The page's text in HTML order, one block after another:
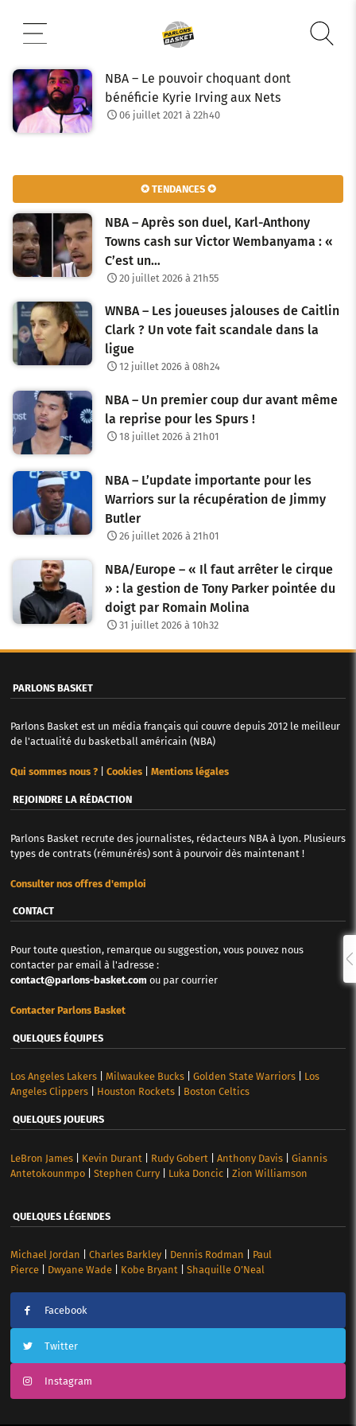
contenu
NBA – Le pouvoir choquant dont
bénéficie Kyrie Irving aux Nets
06 juillet 2021 à 22h40
✪ TENDANCES ✪
NBA – Après son duel, Karl-Anthony
Towns cash sur Victor Wembanyama : «
C’est un…
20 juillet 2026 à 21h55
WNBA – Les joueuses jalouses de Caitlin
Clark ? Un vote fait scandale dans la
ligue
12 juillet 2026 à 08h24
NBA – Un premier coup dur avant même
la reprise pour les Spurs !
18 juillet 2026 à 21h01
NBA – L’update importante pour les
Warriors sur la récupération de Jimmy
Butler
26 juillet 2026 à 21h01
NBA/Europe – « Il faut arrêter le cirque
» : la gestion de Tony Parker pointée du
doigt par Romain Molina
31 juillet 2026 à 10h32
PARLONS BASKET
Parlons Basket est un média français qui couvre depuis 2012 le meilleur
de l'actualité du basketball américain (NBA)
Qui sommes nous ?| Cookies| Mentions légales
REJOINDRE LA RÉDACTION
Parlons Basket recrute des journalistes, rédacteurs NBA à Lyon. Plusieurs
types de contrats (rémunérés) sont à pourvoir dès maintenant !
Consulter nos offres d'emploi
CONTACT
Pour toute question, remarque ou suggestion, vous pouvez nous
contacter par email à l'adresse :
contact@parlons-basket.com ou par courrier
Contacter Parlons Basket
QUELQUES ÉQUIPES
Los Angeles Lakers| Milwaukee Bucks| Golden State Warriors| Los
Angeles Clippers| Houston Rockets| Boston Celtics
QUELQUES JOUEURS
LeBron James| Kevin Durant Rudy Gobert Anthony Davis| Giannis
Antetokounmpo| Stephen Curry| Luka Doncic| Zion Williamson
QUELQUES LÉGENDES
Michael Jordan Charles Barkley| Dennis Rodman
Paul
Pierce| Dwyane Wade| Kobe Bryant| Shaquille O’Neal
Facebook
Twitter
Instagram